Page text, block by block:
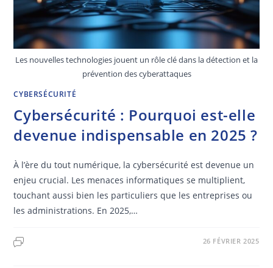
Les nouvelles technologies jouent un rôle clé dans la détection et la
prévention des cyberattaques
CYBERSÉCURITÉ
Cybersécurité : Pourquoi est-elle
devenue indispensable en 2025 ?
À l’ère du tout numérique, la cybersécurité est devenue un
enjeu crucial. Les menaces informatiques se multiplient,
touchant aussi bien les particuliers que les entreprises ou
les administrations. En 2025,…
26 FÉVRIER 2025